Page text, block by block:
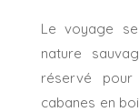
Le voyage
nature
réservé
cabanes en